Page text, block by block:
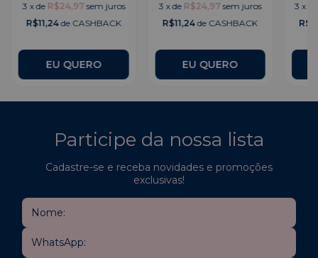
3 xde R$24,97 sem juros
R$11,24de CASHBACK
3 xde R$24,97 sem juros
R$11,24de CASHBACK
3 x
Participe da nossa lista
Cadastre-se e receba novidades e promoções
exclusivas!